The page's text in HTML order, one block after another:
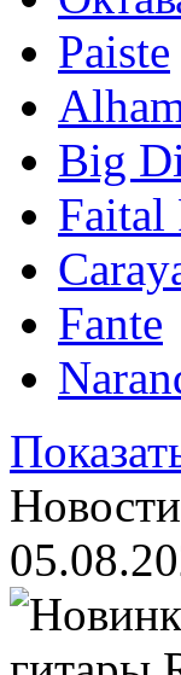
Paiste
Big
Faital
Fante
Новости